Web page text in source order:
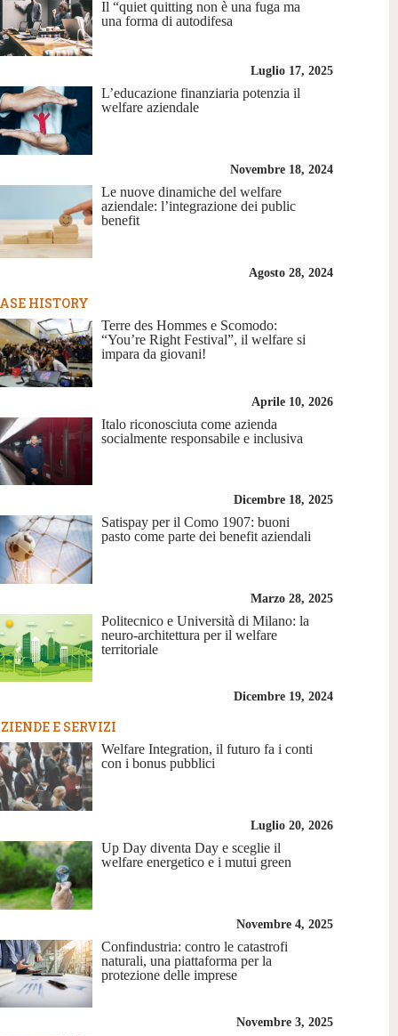
Il “quiet quitting non è una fuga ma
una forma di autodifesa
Luglio 17, 2025
L’educazione finanziaria potenzia il
welfare aziendale
Novembre 18, 2024
Le nuove dinamiche del welfare
aziendale: l’integrazione dei public
benefit
Agosto 28, 2024
HISTORY
Terre des Hommes e Scomodo:
“You’re Right Festival”, il welfare si
impara da giovani!
Aprile 10, 2026
Italo riconosciuta come azienda
socialmente responsabile e inclusiva
Dicembre 18, 2025
Satispay per il Como 1907: buoni
pasto come parte dei benefit aziendali
Marzo 28, 2025
Politecnico e Università di Milano: la
neuro-architettura per il welfare
territoriale
Dicembre 19, 2024
E SERVIZI
Welfare Integration, il futuro fa i conti
con i bonus pubblici
Luglio 20, 2026
Up Day diventa Day e sceglie il
welfare energetico e i mutui green
Novembre 4, 2025
Confindustria: contro le catastrofi
naturali, una piattaforma per la
protezione delle imprese
Novembre 3, 2025